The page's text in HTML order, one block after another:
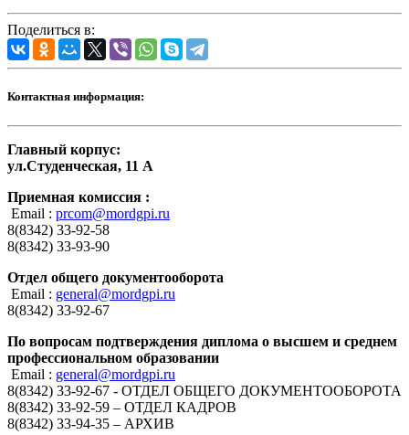
Поделиться в:
Контактная информация:
Главный корпус:
ул.Студенческая, 11 А
Приемная комиссия :
Email : prcom@mordgpi.ru
8(8342) 33-92-58
8(8342) 33-93-90
Отдел общего документооборота
Email : general@mordgpi.ru
8(8342) 33-92-67
По вопросам подтверждения диплома о высшем и среднем
профессиональном образовании
Email : general@mordgpi.ru
8(8342) 33-92-67 - ОТДЕЛ ОБЩЕГО ДОКУМЕНТООБОРОТА
8(8342) 33-92-59 – ОТДЕЛ КАДРОВ
8(8342) 33-94-35 – АРХИВ